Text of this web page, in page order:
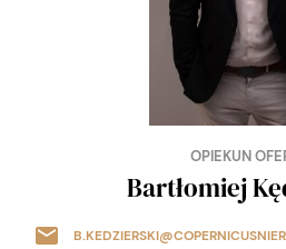
OPIEKUN
Bartłomiej